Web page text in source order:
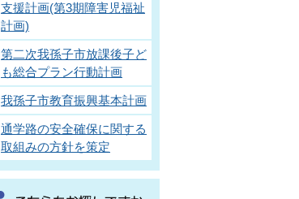
支援計画(第3期障害児福祉
計画)
第二次我孫子市放課後子ど
も総合プラン行動計画
我孫子市教育振興基本計画
通学路の安全確保に関する
取組みの方針を策定